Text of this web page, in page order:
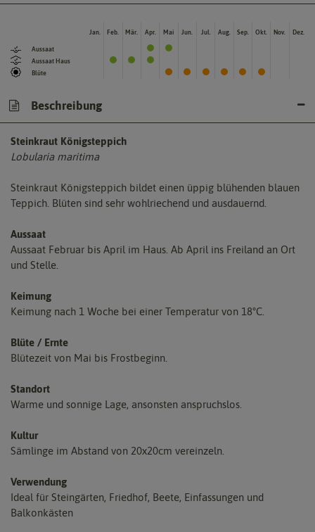
Aussaat
Aussaat Haus
Blüte
Jan. Feb. Mär. Apr. Mai Jun. Jul. Aug. Sep. Okt. Nov. Dez.
Beschreibung
Steinkraut Königsteppich
Lobularia maritima
Steinkraut Königsteppich bildet einen üppig blühenden blauen
Teppich. Blüten sind sehr wohlriechend und ausdauernd.
Aussaat
Aussaat Februar bis April im Haus. Ab April ins Freiland an Ort
und Stelle.
Keimung
Keimung nach 1 Woche bei einer Temperatur von 18°C.
Blüte / Ernte
Blütezeit von Mai bis Frostbeginn.
Standort
Warme und sonnige Lage, ansonsten anspruchslos.
Kultur
Sämlinge im Abstand von 20x20cm vereinzeln.
Verwendung
Ideal für Steingärten, Friedhof, Beete, Einfassungen und
Balkonkästen